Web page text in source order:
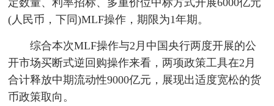
定数量、利率招标、多重价位中标方式开展6000亿元
(人民币，下同)MLF操作，期限为1年期。
综合本次MLF操作与2月中国央行两度开展的公
开市场买断式逆回购操作来看，两项政策工具在2月
合计释放中期流动性9000亿元，展现出适度宽松的货
币政策取向。